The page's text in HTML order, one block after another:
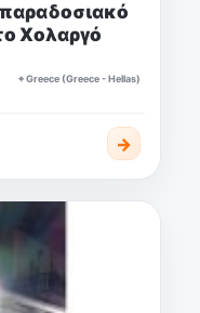
Χολαργό
⌖ Greece (Greece - Hellas)
→